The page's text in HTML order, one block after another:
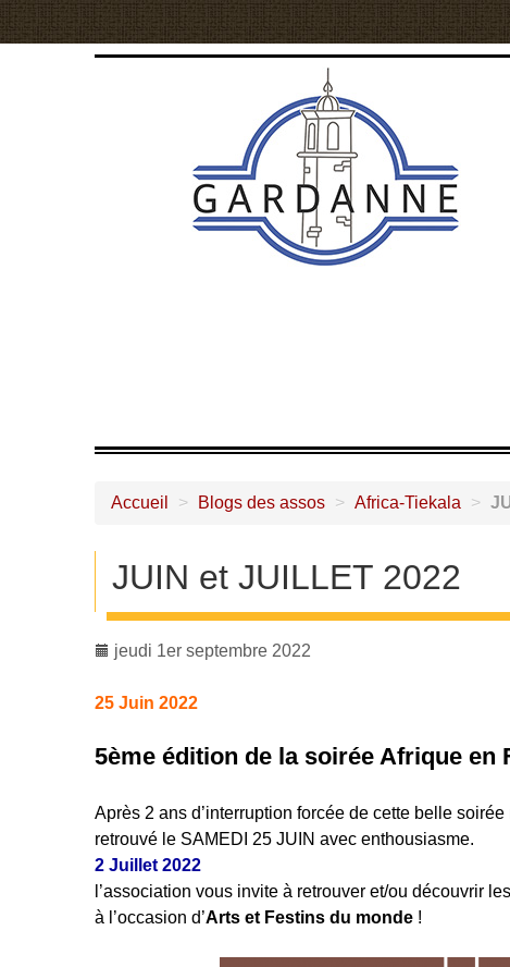
Accueil > Blogs des assos > Africa-Tiekala >
JUIN et JUILLET 2022
jeudi 1er septembre 2022
25 Juin 2022
5ème édition de la soirée Afrique en
Après 2 ans d’interruption forcée de cette belle
retrouvé le SAMEDI 25 JUIN avec enthousiasme.
2 Juillet 2022
l’association vous invite à retrouver et/ou découvrir
à l’occasion d’Arts et Festins du monde !